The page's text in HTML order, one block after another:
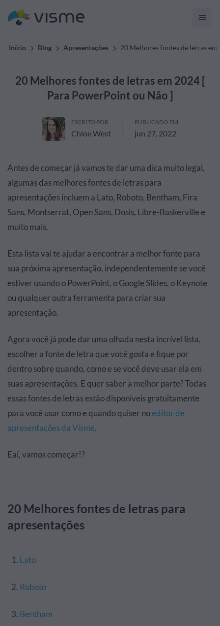
Início Blog Apresentações 20 Melhores fontes de letras
20 Melhores fontes de letras em 2024 [
Para PowerPoint ou Não ]
ESCRITO POR
Chloe West
PUBLICADO EM
jun 27, 2022
Antes de começar já vamos te dar uma dica muito legal,
algumas das melhores fontes de letras para
apresentações incluem a Lato, Roboto, Bentham, Fira
Sans, Montserrat, Open Sans, Dosis, Libre-Baskerville e
muito mais.
Esta lista vai te ajudar a encontrar a melhor fonte para
sua próxima apresentação, independentemente se você
estiver usando o PowerPoint, o Google Slides, o Keynote
ou qualquer outra ferramenta para criar sua
apresentação.
Agora você já pode dar uma olhada nesta incrível lista,
escolher a fonte de letra que você gosta e fique por
dentro sobre quando, como e se você deve usar ela em
suas apresentações. E quer saber a melhor parte? Todas
essas fontes de letras estão disponíveis gratuitamente
para você usar como e quando quiser noeditor de
apresentações da Visme.
Eaí, vamos começar!?
20 Melhores fontes de letras para
apresentações
Lato
Roboto
Bentham